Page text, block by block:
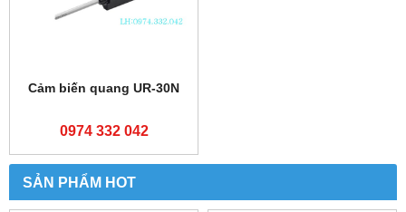
Cảm biến quang UR-30N
0974 332 042
SẢN PHẨM HOT